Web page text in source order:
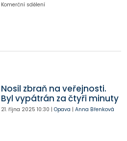
Komerční sdělení
Nosil zbraň na veřejnosti.
Byl vypátrán za čtyři minuty
21. října 2025 10:30 | Opava | Anna Břenková